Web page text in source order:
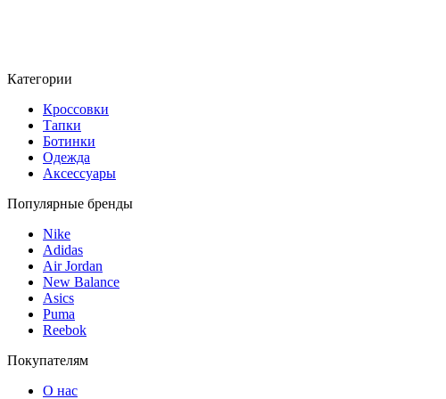
Категории
Кроссовки
Тапки
Ботинки
Одежда
Аксессуары
Популярные бренды
Nike
Adidas
Air Jordan
New Balance
Asics
Puma
Reebok
Покупателям
О нас